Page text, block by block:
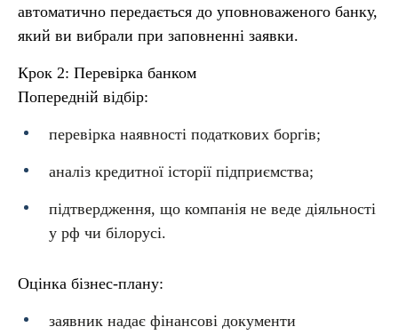
автоматично передається до уповноваженого банку,
який ви вибрали при заповненні заявки.
Крок 2: Перевірка банком
Попередній відбір:
перевірка наявності податкових боргів;
аналіз кредитної історії підприємства;
підтвердження, що компанія не веде діяльності
у рф чи білорусі.
Оцінка бізнес-плану:
заявник надає фінансові документи